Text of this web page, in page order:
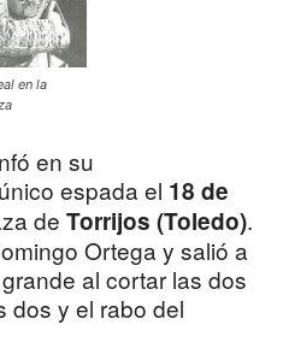
en la
en su
espada el 18 de
de Torrijos (Toledo).
Ortega y salió a
al cortar las dos
dos y el rabo del